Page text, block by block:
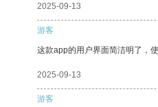
2025-09-13
游客
这款app的用户界面简洁明了，
2025-09-13
游客